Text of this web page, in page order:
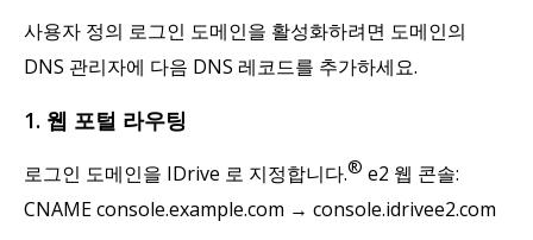
사용자 정의 로그인 도메인을 활성화하려면 도메인의
DNS 관리자에 다음 DNS 레코드를 추가하세요.
1. 웹 포털 라우팅
로그인 도메인을 IDrive 로 지정합니다.® e2 웹 콘솔:
CNAME console.example.com → console.idrivee2.com